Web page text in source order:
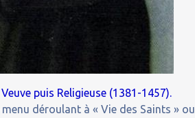
puis Religieuse (1381-1457).
déroulant à « Vie des Saints » ou